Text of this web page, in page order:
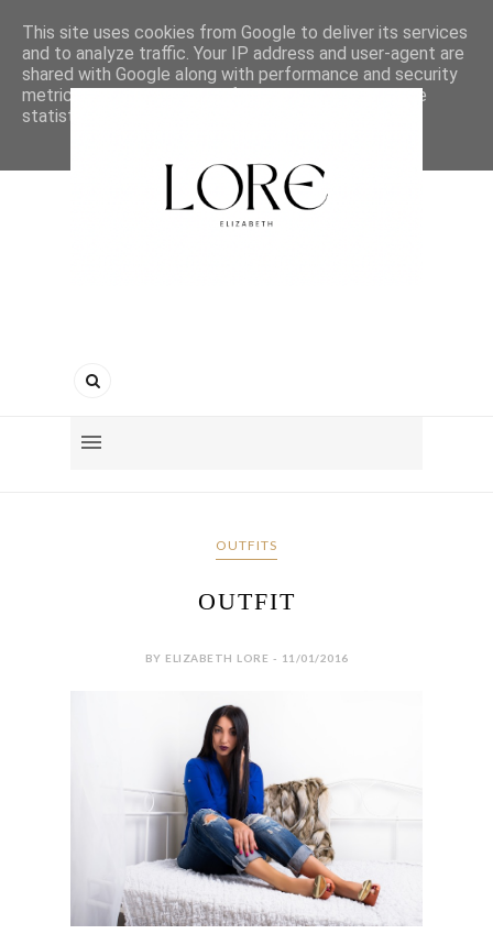
OUTFITS
OUTFIT
BY ELIZABETH LORE - 11/01/2016
This site uses cookies from Google to deliver its services
and to analyze traffic. Your IP address and user-agent are
shared with Google along with performance and security
metrics to ensure quality of service, generate usage
statistics, and to detect and address abuse.